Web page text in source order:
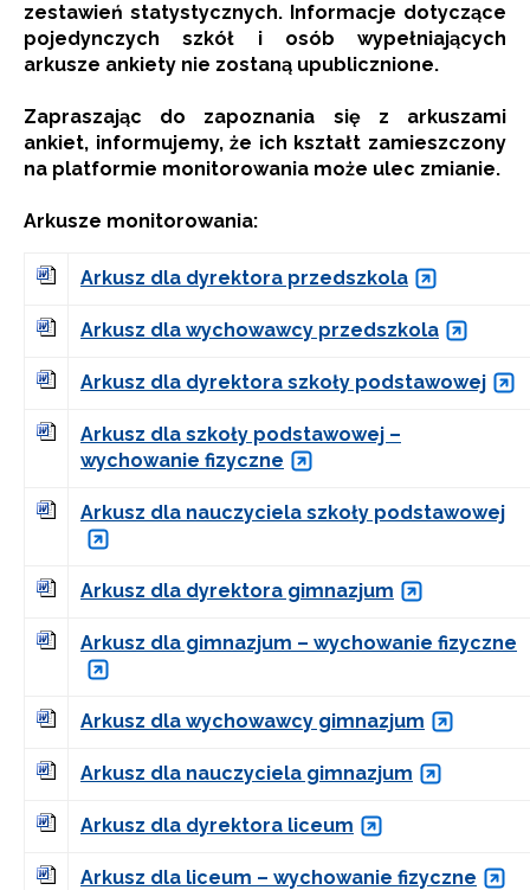
zestawień statystycznych. Informacje dotyczące
pojedynczych szkół i osób wypełniających
arkusze ankiety nie zostaną upublicznione.
Zapraszając do zapoznania się z arkuszami
ankiet, informujemy, że ich kształt zamieszczony
na platformie monitorowania może ulec zmianie.
Arkusze monitorowania:
Arkusz dla dyrektora przedszkola
Arkusz dla wychowawcy przedszkola
Arkusz dla dyrektora szkoły podstawowej
Arkusz dla szkoły podstawowej –
wychowanie fizyczne
Arkusz dla nauczyciela szkoły podstawowej
Arkusz dla dyrektora gimnazjum
Arkusz dla gimnazjum – wychowanie fizyczne
Arkusz dla wychowawcy gimnazjum
Arkusz dla nauczyciela gimnazjum
Arkusz dla dyrektora liceum
Arkusz dla liceum – wychowanie fizyczne